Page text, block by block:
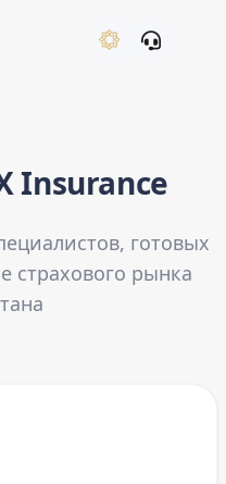
Insurance
готовых
страхового рынка